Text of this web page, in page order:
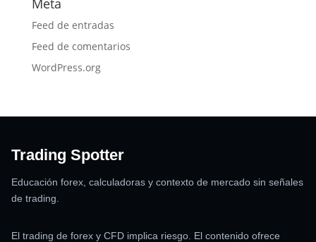
Meta
Feed de entradas
Feed de comentarios
WordPress.org
Trading Spotter
Educación forex, calculadoras y contexto de mercado sin señales
de trading.
El trading de forex y CFD implica riesgo. El contenido ofrece